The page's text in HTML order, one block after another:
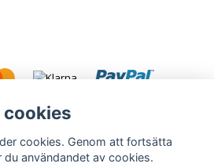
cookies
cookies. Genom att fortsätta
du användandet av cookies.